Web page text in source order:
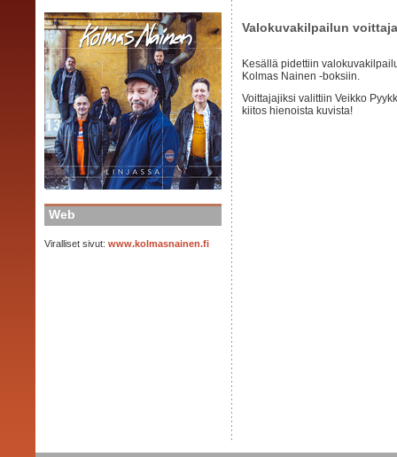
Web
Viralliset sivut: www.kolmasnainen.fi
Valokuvakilpailun
Kesällä pidettiin
Kolmas Nainen -boksiin.
Voittajajiksi valittiin Veikko
kiitos hienoista kuvista!